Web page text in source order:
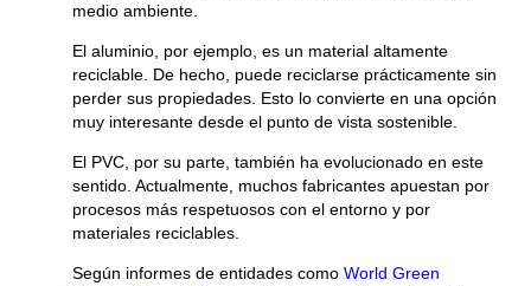
medio ambiente.
El aluminio, por ejemplo, es un material altamente
reciclable. De hecho, puede reciclarse prácticamente sin
perder sus propiedades. Esto lo convierte en una opción
muy interesante desde el punto de vista sostenible.
El PVC, por su parte, también ha evolucionado en este
sentido. Actualmente, muchos fabricantes apuestan por
procesos más respetuosos con el entorno y por
materiales reciclables.
Según informes de entidades comoWorld Green